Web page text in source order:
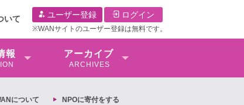
いて ユーザー登録 ログイン
※WANサイトのユーザー登録は無料です。
報 アーカイブ
ARCHIVES
について NPOに寄付をする